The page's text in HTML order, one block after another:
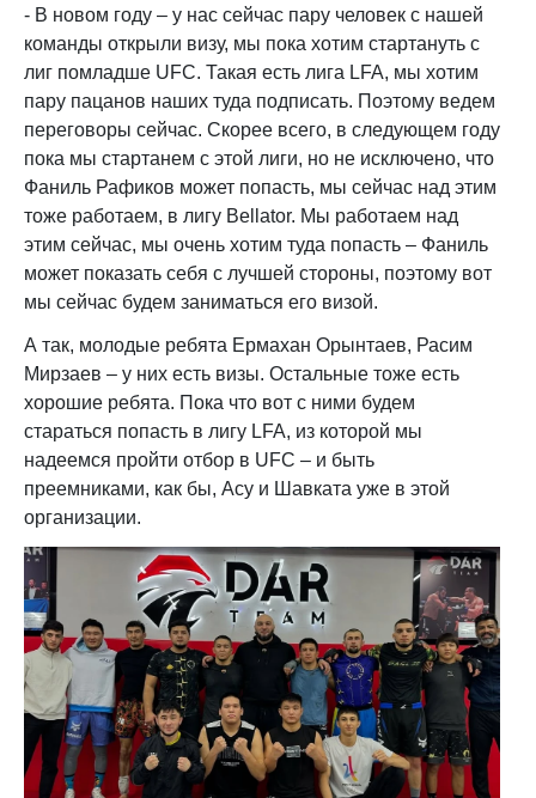
- В новом году – у нас сейчас пару человек с нашей
команды открыли визу, мы пока хотим стартануть с
лиг помладше UFC. Такая есть лига LFA, мы хотим
пару пацанов наших туда подписать. Поэтому ведем
переговоры сейчас. Скорее всего, в следующем году
пока мы стартанем с этой лиги, но не исключено, что
Фаниль Рафиков может попасть, мы сейчас над этим
тоже работаем, в лигу Bellator. Мы работаем над
этим сейчас, мы очень хотим туда попасть – Фаниль
может показать себя с лучшей стороны, поэтому вот
мы сейчас будем заниматься его визой.
А так, молодые ребята Ермахан Орынтаев, Расим
Мирзаев – у них есть визы. Остальные тоже есть
хорошие ребята. Пока что вот с ними будем
стараться попасть в лигу LFA, из которой мы
надеемся пройти отбор в UFC – и быть
преемниками, как бы, Асу и Шавката уже в этой
организации.